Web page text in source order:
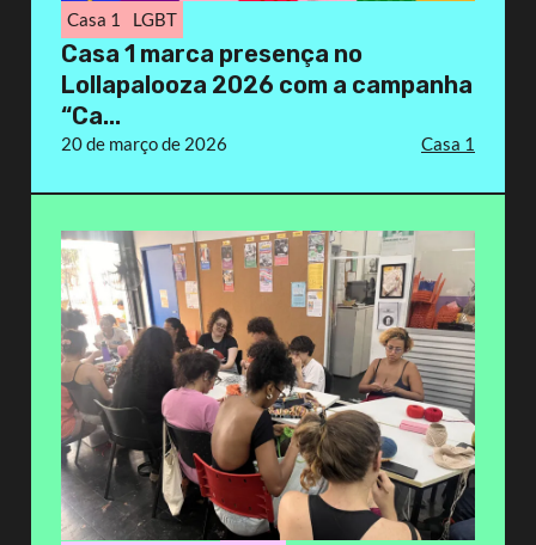
Casa 1 LGBT
Casa 1 marca presença no
Lollapalooza 2026 com a campanha
“Ca...
20 de março de 2026 Casa 1